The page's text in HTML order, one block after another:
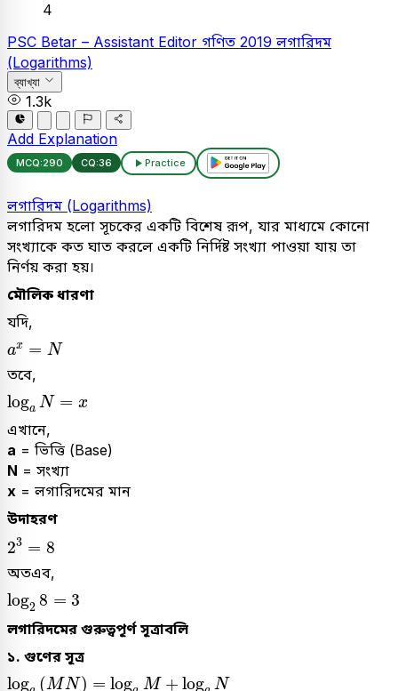
4
PSC Betar – Assistant Editor গণিত 2019 লগারিদম
(Logarithms)
ব্যাখ্যা
1.3k
Add Explanation
MCQ:290 CQ:36 Practice
লগারিদম (Logarithms)
লগারিদম হলো সূচকের একটি বিশেষ রূপ, যার মাধ্যমে কোনো
সংখ্যাকে কত ঘাত করলে একটি নির্দিষ্ট সংখ্যা পাওয়া যায় তা
নির্ণয় করা হয়।
মৌলিক ধারণা
যদি,
ax = N
ax N
তবে,
loga N = x
log aN
এখানে,
a = ভিত্তি (Base)
N = সংখ্যা
x = লগারিদমের মান
উদাহরণ
23 = 8
23 8
অতএব,
log2 8 = 3
log 28 3
লগারিদমের গুরুত্বপূর্ণ সূত্রাবলি
১. গুণের সূত্র
log (MN) = log M + log N
log a( MN)= log M+loga